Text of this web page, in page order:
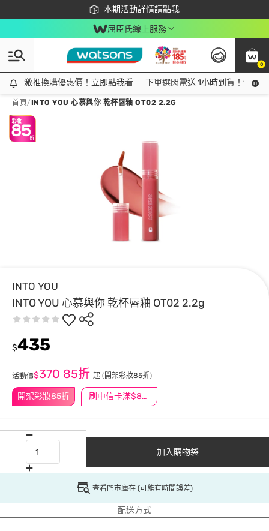
本期活動詳情請點我
下載app最高回饋$350
屈臣氏線上服務
0
激推換購優惠價！立即點我看
激推換購優惠價！立即點我看 下單選閃電送 1小時到貨！領神
首頁/INTO YOU 心慕與你 乾杯唇釉 OT02 2.2G
INTO YOU
INTO YOU 心慕與你 乾杯唇釉 OT02 2.2g
開架彩妝85折 刷中信卡滿$888送3萬點
$435
活動價$370 85折 起 (開架彩妝85折)
加入購物袋
查看門市庫存 (可能有時間誤差)
配送方式